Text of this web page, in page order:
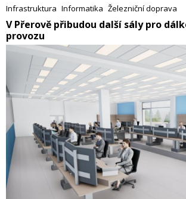
plánování leteckých přeprav tak bude ještě
snadnější identifikovat volné kapacity a sazby pro
Infrastruktura Informatika Železniční doprava
V Přerově přibudou další sály pro
provozu